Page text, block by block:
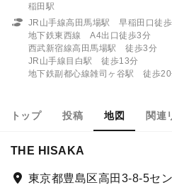
稲田駅
JR山手線高田馬場駅 早稲田口徒
地下鉄東西線 A4出口徒歩3分
西武新宿線高田馬場駅 徒歩3分
JR山手線目白駅 徒歩13分
地下鉄副都心線雑司ヶ谷駅 徒歩
トップ 投稿 地図 関連
THE HISAKA
東京都豊島区高田3-8-5セ